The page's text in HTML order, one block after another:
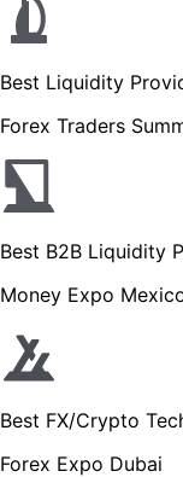
Best Liquidity
Forex Traders
Best B2B Liquidity
Money Expo
Best FX/Crypto
Forex Expo Dubai